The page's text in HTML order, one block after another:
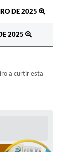
DE 2025
2025
a curtir esta